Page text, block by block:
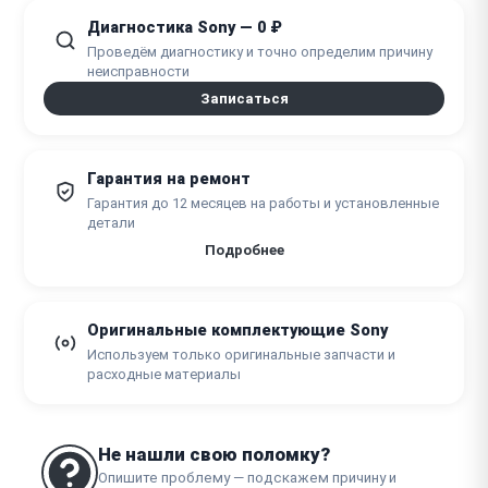
Диагностика Sony — 0 ₽
Проведём диагностику и точно определим причину
неисправности
Записаться
Гарантия на ремонт
Гарантия до 12 месяцев на работы и установленные
детали
Подробнее
Оригинальные комплектующие Sony
Используем только оригинальные запчасти и
расходные материалы
Не нашли свою поломку?
Опишите проблему — подскажем причину и